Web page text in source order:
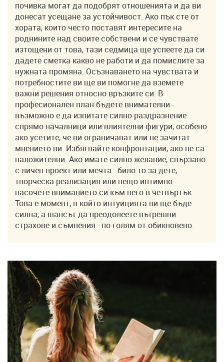
почивка могат да подобрят отношенията и да ви
донесат усещане за устойчивост. Ако пък сте от
хората, които често поставят интересите на
роднините над своите собствени и се чувствате
изтощени от това, тази седмица ще успеете да си
дадете сметка какво не работи и да помислите за
нужната промяна. Осъзнаването на чувствата и
потребностите ви ще ви помогне да вземете
важни решения относно връзките си. В
професионален план бъдете внимателни -
възможно е да изпитате силно раздразнение
спрямо началници или влиятелни фигури, особено
ако усетите, че ви ограничават или не зачитат
мнението ви. Избягвайте конфронтации, ако не са
наложителни. Ако имате силно желание, свързано
с личен проект или мечта - било то за дете,
творческа реализация или нещо интимно -
насочете вниманието си към него в четвъртък.
Това е момент, в който интуицията ви ще бъде
силна, а шансът да преодолеете вътрешни
страхове и съмнения - по-голям от обикновено.